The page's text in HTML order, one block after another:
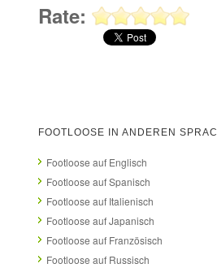
Rate:
FOOTLOOSE IN ANDEREN
Footloose auf Englisch
Footloose auf Spanisch
Footloose auf Italienisch
Footloose auf Japanisch
Footloose auf Französisch
Footloose auf Russisch